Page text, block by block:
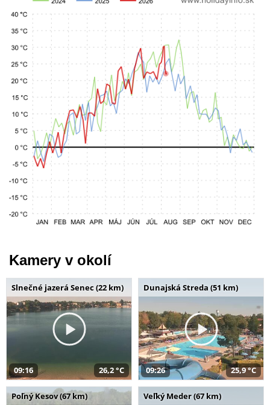
Kamery v okolí
Slnečné jazerá Senec (22 km)
09:16 26,2 °C
Dunajská Streda (51 km)
09:26 25,9 °C
Poľný Kesov (67 km) Veľký Meder (67 km)